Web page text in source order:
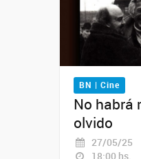
BN | Cine
No habrá
olvido
27/05/25
18:00 hs.